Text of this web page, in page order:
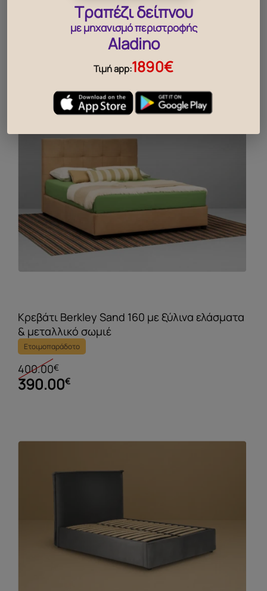
Κρεβάτι New Jersey με διπλό αποθηκευτικό
Κρεβάτι Berkley Sand 160 με ξύλινα ελάσματα
& μεταλλικό σωμιέ
Ετοιμοπαράδοτο
400.00€
390.00€
Τραπέζι δείπνου
με μηχανισμό περιστροφής
Aladino
Τιμή app:1890€